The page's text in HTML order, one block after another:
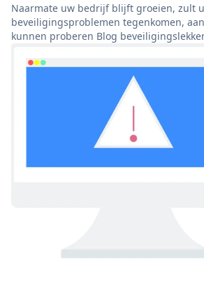
Naarmate uw bedrijf blijft groeien, zult
beveiligingsproblemen tegenkomen,
kunnen proberen Blog